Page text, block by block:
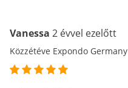
Vanessa 2 évvel ezelőtt
Közzétéve Expondo Germany